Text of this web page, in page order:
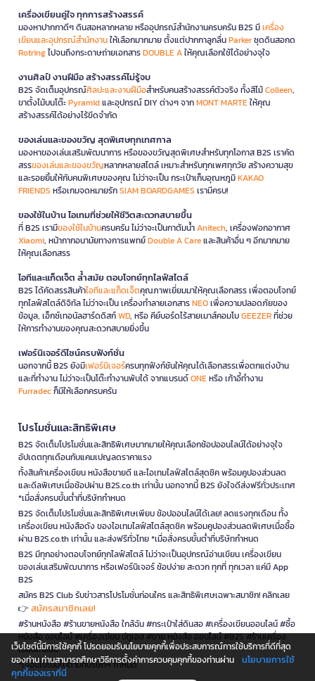
เครื่องเขียนคู่ใจ ทุกการสร้างสรรค์
มองหาปากกาดีๆ ดินสอหลากหลาย หรืออุปกรณ์สำนักงานครบครัน B2S มีเครื่อง
เขียนและอุปกรณ์สำนักงานให้เลือกมากมาย ตั้งแต่ปากกาลูกลื่นParkerชุดดินสอกด
Rotringไปจนถึงกระดาษถ่ายเอกสารDOUBLE Aให้คุณเลือกใช้ได้อย่างจุใจ
งานศิลป์ งานฝีมือ สร้างสรรค์ไม่รู้จบ
B2S จัดเต็มอุปกรณ์ศิลปะและงานฝีมือสำหรับคนสร้างสรรค์ตัวจริง ทั้งสีไม้Colleen,
ขาตั้งไม้บนโต๊ะPyramidและอุปกรณ์ DIY ต่างๆ จากMONT MARTEให้คุณ
สร้างสรรค์ได้อย่างไร้ขีดจำกัด
ของเล่นและของขวัญ สุดพิเศษทุกเทศกาล
มองหาของเล่นเสริมพัฒนาการ หรือของขวัญสุดพิเศษสำหรับทุกโอกาส B2S เราคัด
สรรของเล่นและของขวัญหลากหลายสไตล์ เหมาะสำหรับทุกเพศทุกวัย สร้างความสุข
และรอยยิ้มให้กับคนพิเศษของคุณ ไม่ว่าจะเป็น กระเป๋าเก็บอุณหภูมิKAKAO
FRIENDS หรือเกมจดหมายรักSIAM BOARDGAMES เรามีครบ!
ของใช้ในบ้าน ไอเทมที่ช่วยให้ชีวิตสะดวกสบายขึ้น
ที่ B2S เรามีของใช้ในบ้านครบครัน ไม่ว่าจะเป็นกาต้มน้ำAnitech, เครื่องฟอกอากาศ
Xiaomi, หน้ากากอนามัยทางการแพทย์Double A Careและสินค้าอื่น ๆ อีกมากมาย
ให้คุณเลือกสรร
ไอทีและแก็ดเจ็ต ล้ำสมัย ตอบโจทย์ทุกไลฟ์สไตล์
B2S ได้คัดสรรสินค้าไอทีและแก็ดเจ็ตคุณภาพเยี่ยมมาให้คุณเลือกสรร เพื่อตอบโจทย์
ทุกไลฟ์สไตล์ดิจิทัล ไม่ว่าจะเป็น เครื่องทำลายเอกสารNEOเพื่อความปลอดภัยของ
ข้อมูล, เอ็กซ์เทอนัลฮาร์ดดิสก์WD, หรือ คีย์บอร์ดไร้สายเมาส์คอมโบGEEZERที่ช่วย
ให้การทำงานของคุณสะดวกสบายยิ่งขึ้น
เฟอร์นิเจอร์ดีไซน์ครบฟังก์ชั่น
นอกจากนี้ B2S ยังมีเฟอร์นิเจอร์ครบทุกฟังก์ชันให้คุณได้เลือกสรรเพื่อตกแต่งบ้าน
และที่ทำงาน ไม่ว่าจะเป็นโต๊ะทำงานพับได้ จากแบรนด์ONEหรือ เก้าอี้ทำงาน
Furradecก็มีให้เลือกครบครัน
โปรโมชั่นและสิทธิพิเศษ
B2S จัดเต็มโปรโมชั่นและสิทธิพิเศษมากมายให้คุณเลือกช้อปออนไลน์ได้อย่างจุใจ
อัปเดตทุกเดือนกับแคมเปญลดราคาแรง
ทั้งสินค้าเครื่องเขียน หนังสือขายดี และไอเทมไลฟ์สไตล์สุดชิค พร้อมคูปองส่วนลด
และดีลพิเศษเมื่อช้อปผ่าน B2S.co.th เท่านั้น นอกจากนี้ B2S ยังใจดีส่งฟรีทั่วประเทศ
*เมื่อสั่งครบขั้นต่ำที่บริษัทกำหนด
B2S จัดเต็มโปรโมชั่นและสิทธิพิเศษเพียบ ช้อปออนไลน์ได้เลย! ลดแรงทุกเดือน ทั้ง
เครื่องเขียน หนังสือดัง ของไอเทมไลฟ์สไตล์สุดชิค พร้อมคูปองส่วนลดพิเศษเมื่อซื้อ
ผ่าน B2S.co.th เท่านั้น และส่งฟรีทั่วไทย *เมื่อสั่งครบขั้นต่ำที่บริษัทกำหนด
B2S มีทุกอย่างตอบโจทย์ทุกไลฟ์สไตล์ ไม่ว่าจะเป็นอุปกรณ์อ่านเขียน เครื่องเขียน
ของเล่นเสริมพัฒนาการ หรือเฟอร์นิเจอร์ ช้อปง่าย สะดวก ทุกที่ ทุกเวลา แค่มี App
B2S
สมัคร B2S Club รับข่าวสารโปรโมชั่นก่อนใคร และสิทธิพิเศษเฉพาะสมาชิก! คลิกเลย
👉 สมัครสมาชิกเลย!
#ร้านหนังสือ #ร้านขายหนังสือ ใกล้ฉัน #กระเป๋าใส่ดินสอ #เครื่องเขียนออนไลน์ #ซื้อ
หนังสือ ออนไลน์ #เครื่องเขียน บีทูเอส #ขาย หนังสือ ออนไลน์ #B2S #ร้านเครื่อง
เขียนใกล้ฉัน
*เงื่อนไขเป็นไปตามที่บริษัทฯ กำหนด
เว็บไซต์นี้มีการใช้คุกกี้ โปรดยอมรับนโยบายคุกกี้เพื่อประสบการณ์การใช้บริการที่ดีที่สุด
ของท่าน ท่านสามารถศึกษาวิธีการตั้งค่าการควบคุมคุกกี้ของท่านผ่าน
นโยบายการใช้
คุกกี้ของเราที่นี่